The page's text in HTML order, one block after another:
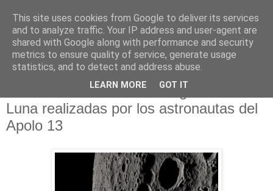
La NASA ofrece en 4K imágenes de la
Luna realizadas por los astronautas del
Apolo 13
This site uses cookies from Google to deliver its services
and to analyze traffic. Your IP address and user-agent are
shared with Google along with performance and security
metrics to ensure quality of service, generate usage
statistics, and to detect and address abuse.
LEARN MORE GOT IT